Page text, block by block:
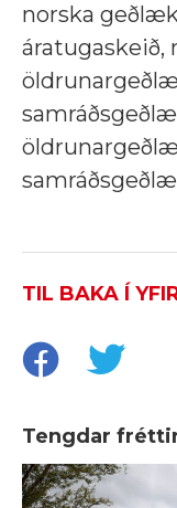
norska
áratugaskeið,
TIL BAKA Í
Tengdar